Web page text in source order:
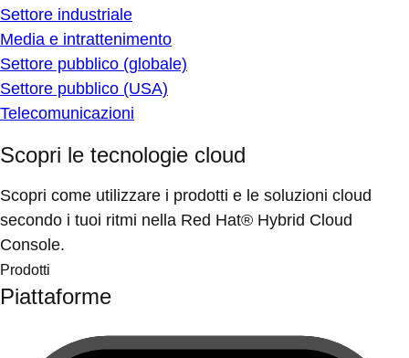
Settore industriale
Media e intrattenimento
Settore pubblico (globale)
Settore pubblico (USA)
Telecomunicazioni
Scopri le tecnologie cloud
Scopri come utilizzare i prodotti e le soluzioni cloud
secondo i tuoi ritmi nella Red Hat® Hybrid Cloud
Console.
Prodotti
Piattaforme